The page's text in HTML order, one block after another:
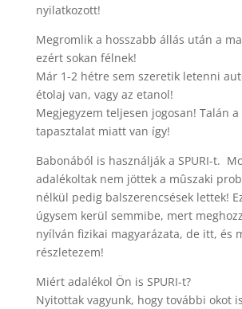
nyilatkozott!
Megromlik a hosszabb állás után a
ezért sokan félnek!
Már 1-2 hétre sem szeretik letenni
étolaj van, vagy az etanol!
Megjegyzem teljesen jogosan! Talán
tapasztalat miatt van így!
Babonából is használják a SPURI-t.
adalékoltak nem jöttek a mûszaki
nélkül pedig balszerencsések lettek!
úgysem kerül semmibe, mert
nyílván fizikai magyarázata, de itt, és
részletezem!
Miért adalékol Ön is SPURI-t?
Nyitottak vagyunk, hogy további okot